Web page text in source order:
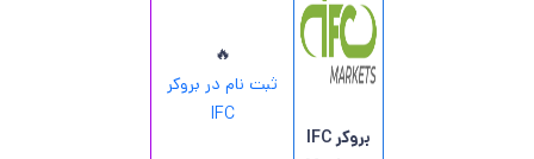
بروکر IFC
🔥
ثبت نام در بروکر
IFC